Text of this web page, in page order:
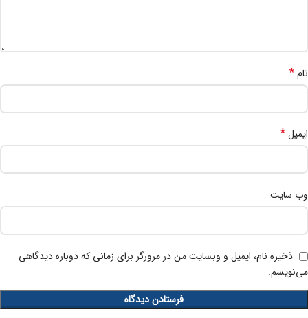
نام*
ایمیل*
وب‌ سایت
ذخیره نام، ایمیل و وبسایت من در مرورگر برای زمانی که دوباره دیدگاهی
می‌نویسم.